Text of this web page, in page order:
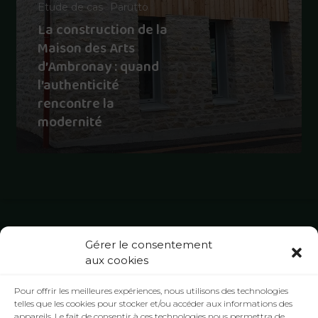
Gérer le consentement
aux cookies
Pour offrir les meilleures expériences, nous utilisons des technologies
telles que les cookies pour stocker et/ou accéder aux informations des
Etude de cas Parutto
La construction de la
Maison des Arts
d’Ambronay : quand
l’authenticité
rencontre la
modernité